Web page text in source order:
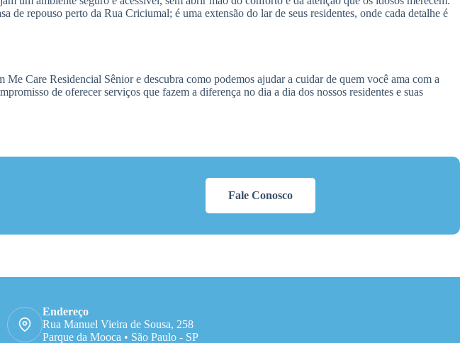
repouso perto da Rua Criciumal; é uma extensão do lar de seus residentes, onde cada detalhe é
Care Residencial Sênior e descubra como podemos ajudar a cuidar de quem você ama com a
de oferecer serviços que fazem a diferença no dia a dia dos nossos residentes e suas
Fale Conosco
Endereço
Rua Manuel Vieira de Sousa, 258
Parque da Mooca • São Paulo - SP